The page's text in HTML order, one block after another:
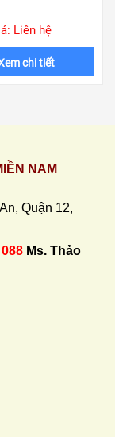
Liên hệ
chi tiết
NAM
Quận 12,
Ms. Thảo